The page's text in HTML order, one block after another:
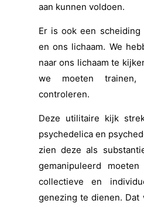
aan kunnen voldoen.
Er is ook een
en ons lichaam. We
naar ons lichaam te
we moeten trainen,
controleren.
Deze utilitaire kijk
psychedelica en
zien deze als
gemanipuleerd
collectieve en
genezing te dienen.